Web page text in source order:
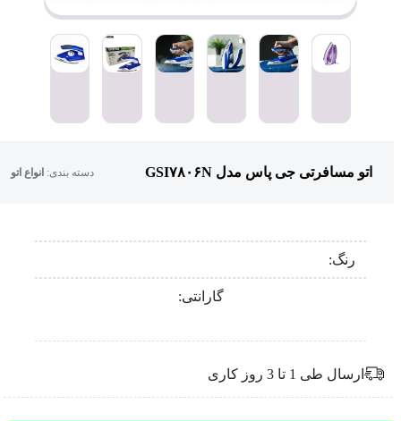
اتو مسافرتی جی پاس مدل GSI۷۸۰۶N دسته بندی:انواع اتو
رنگ:
گارانتی:
ارسال طی 1 تا 3 روز کاری